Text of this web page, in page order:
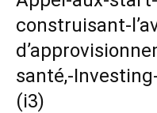
construisant-
santé,-
(i3)